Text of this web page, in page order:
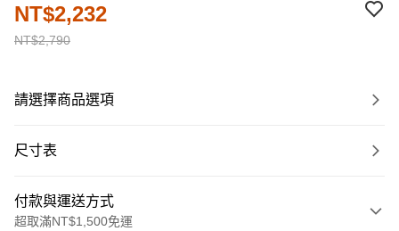
NT$2,790
NT$2,232
請選擇商品選項
尺寸表
付款與運送方式
超取滿NT$1,500免運